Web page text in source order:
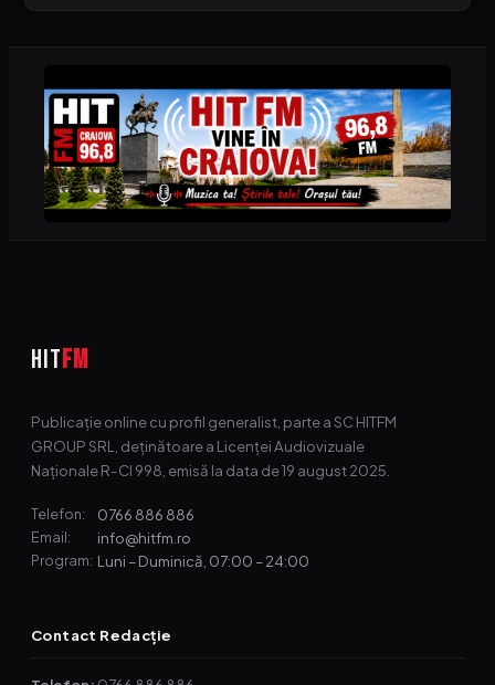
HIT FM
Publicație online cu profil generalist, parte a SC HITFM
GROUP SRL, deținătoare a Licenței Audiovizuale
Naționale R-CI 998, emisă la data de 19 august 2025.
Telefon: 0766 886 886
Email: info@hitfm.ro
Program: Luni – Duminică, 07:00 – 24:00
Contact Redacție